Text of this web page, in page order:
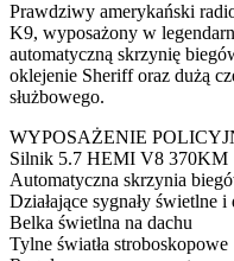
Prawdziwy amerykański
K9, wyposażony w
automatyczną skrzynię
oklejenie Sheriff oraz dużą
służbowego.
WYPOSAŻENIE
Silnik 5.7 HEMI V8 370KM
Automatyczna skrzynia
Działające sygnały świetlne
Belka świetlna na dachu
Tylne światła stroboskopowe